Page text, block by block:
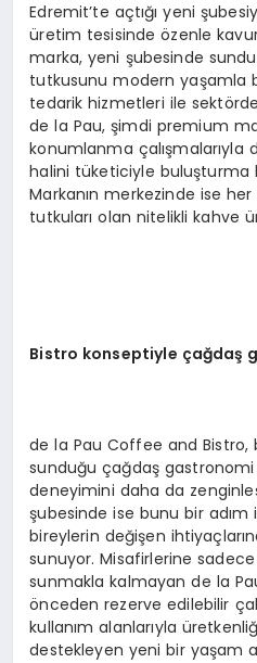
Edremit’te açtığı yeni
üretim tesisinde özenle
marka, yeni şubesinde
tutkusunu modern yaşamla
tedarik hizmetleri ile
de la Pau, şimdi premium
konumlanma çalışmalarıyla
halini tüketiciyle buluşturma
Markanın merkezinde ise
tutkuları olan nitelikli kahve
Bistro konseptiyle çağdaş
de la Pau Coffee and Bistro,
sunduğu çağdaş gastronomi
deneyimini daha da
şubesinde ise bunu bir adım
bireylerin değişen
sunuyor. Misafirlerine
sunmakla kalmayan de la
önceden rezerve edilebilir
kullanım alanlarıyla
destekleyen yeni bir yaşam